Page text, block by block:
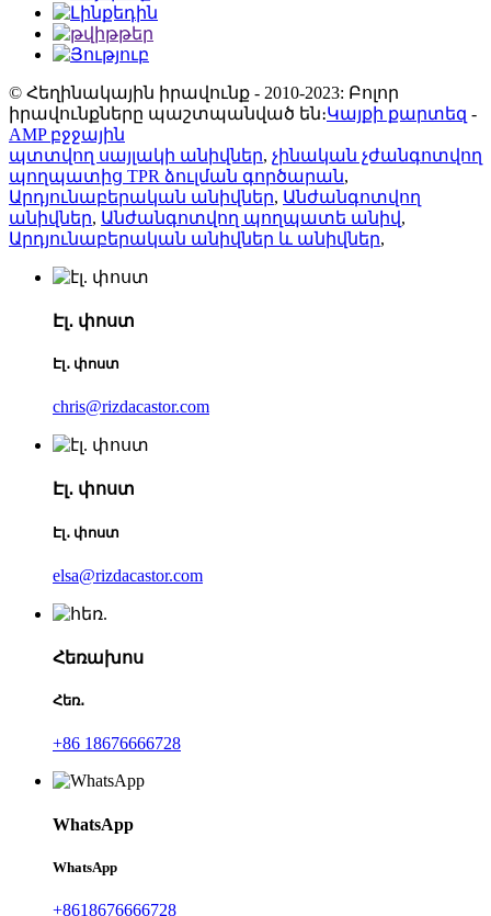
© Հեղինակային իրավունք - 2010-2023: Բոլոր
իրավունքները պաշտպանված են։Կայքի քարտեզ -
AMP բջջային
պտտվող սայլակի անիվներ, չինական չժանգոտվող
պողպատից TPR ձուլման գործարան,
Արդյունաբերական անիվներ, Անժանգոտվող
անիվներ, Անժանգոտվող պողպատե անիվ,
Արդյունաբերական անիվներ և անիվներ,
Էլ․ փոստ
Էլ․ փոստ
chris@rizdacastor.com
Էլ․ փոստ
Էլ․ փոստ
elsa@rizdacastor.com
Հեռախոս
Հեռ․
+86 18676666728
WhatsApp
WhatsApp
+8618676666728